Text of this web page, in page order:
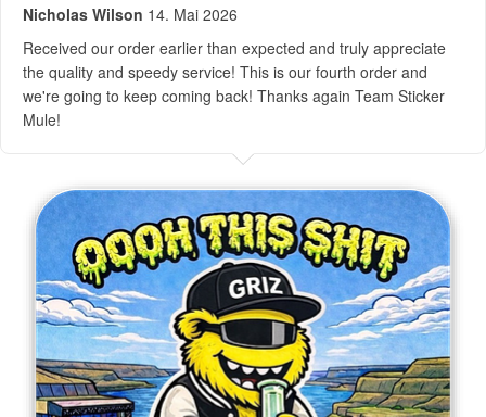
Nicholas Wilson 14. Mai 2026
Received our order earlier than expected and truly appreciate
the quality and speedy service! This is our fourth order and
we're going to keep coming back! Thanks again Team Sticker
Mule!